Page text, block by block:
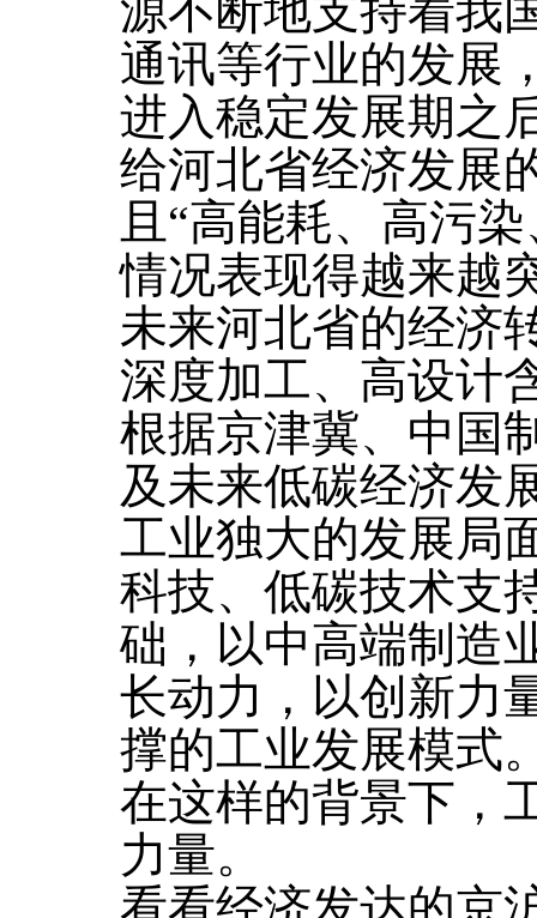
源不断地支持着我
通讯等行业的发展
进入稳定发展期之
给河北省经济发展
且“高能耗、高污
情况表现得越来越
未来河北省的经济
深度加工、高设计
根据京津冀、中国
及未来低碳经济发
工业独大的发展局
科技、低碳技术支
础，以中高端制造
长动力，以创新力
撑的工业发展模式
在这样的背景下，
力量。